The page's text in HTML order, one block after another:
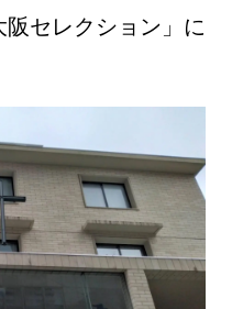
セレクション」に